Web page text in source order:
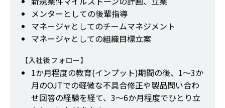
メンターとしての後輩指導
マネージャとしてのチームマネジメント
マネージャとしての組織目標立案
【入社後フォロー】
1か月程度の教育(インプット)期間の後、1～3か
月のOJTでの軽微な不具合修正や製品問い合わ
せ回答の経験を経て、3～6か月程度でひとり立